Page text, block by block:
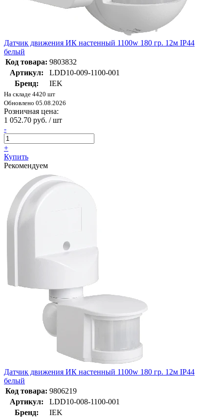
Датчик движения ИК настенный 1100w 180 гр. 12м IP44
белый
Код товара: 9803832
Артикул:
LDD10-009-1100-001
Бренд:
IEK
На складе 4420 шт
Обновлено 05.08.2026
Розничная цена:
1 052.70 руб. / шт
-
+
Купить
Рекомендуем
Датчик движения ИК настенный 1100w 180 гр. 12м IP44
белый
Код товара: 9806219
Артикул:
LDD10-008-1100-001
Бренд:
IEK